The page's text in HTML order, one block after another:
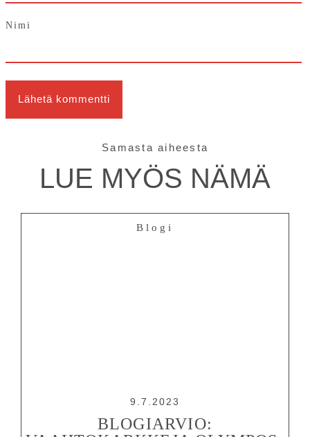
Nimi
Samasta aiheesta
LUE MYÖS NÄMÄ
Blogi
9.7.2023
BLOGIARVIO: